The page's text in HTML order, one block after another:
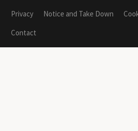
Privacy
Notice and Take Down
Contact